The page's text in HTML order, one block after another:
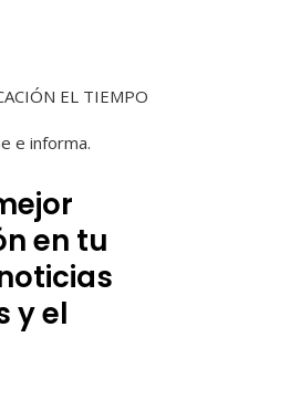
EL TIEMPO
e informa.
en tu
y el